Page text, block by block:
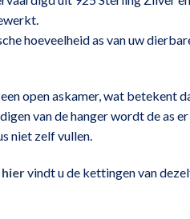
hoeveelheid as van uw
open askamer, wat betekent
van de hanger wordt de as
niet zelf vullen.
hiervindt u de kettingen van